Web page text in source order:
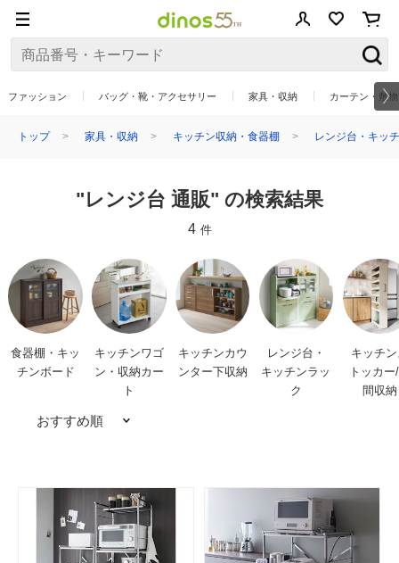
ファッション バッグ・靴・アクセサリー 家具・収納 カーテン・敷
トップ 家具・収納 キッチン収納・食器棚 レンジ台・キッ
"レンジ台 通販" の検索結果
4 件
食器棚・キッ
チンボード
キッチンワゴ
ン・収納カー
ト
キッチンカウ
ンター下収納
レンジ台・
キッチンラッ
ク
キッチ
トッカー
間収納
おすすめ順